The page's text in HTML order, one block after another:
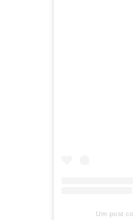
Um post